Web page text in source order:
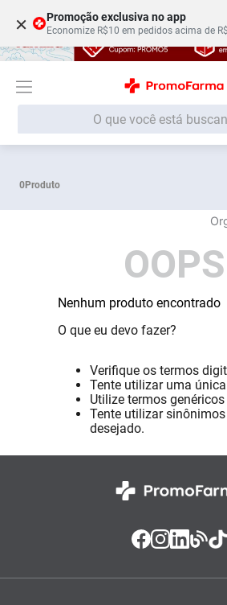
× Promoção exclusiva no app
Economize R$10 em pedidos acima de
O que você está buscando?
0Produto
Nenhum produto encontrado
O que eu devo fazer?
Verifique os termos
Tente utilizar uma
Utilize termos
Tente utilizar
desejado.
Fralda G
Desodorante
Pampers Confort Sec
Vitamina D
Soro Fisiológico